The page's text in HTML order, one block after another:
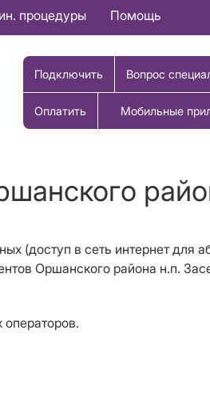
процедуры Помощь
Подключить Вопрос
Оплатить Мобильные
(доступ в сеть интернет для
Оршанского района н.п.
операторов.